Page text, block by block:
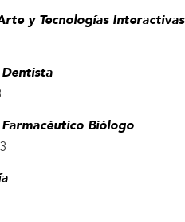
y Tecnologías Interactivas
Biólogo